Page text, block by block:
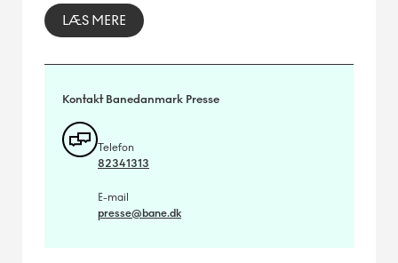
LÆS MERE
Kontakt Banedanmark Presse
Telefon
82341313
E-mail
presse@bane.dk